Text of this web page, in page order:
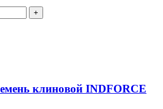
клиновой INDFORCE